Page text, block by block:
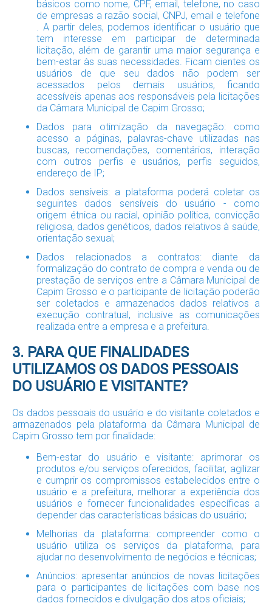
básicos como nome, CPF, email, telefone, no caso
de empresas a razão social, CNPJ, email e telefone
. A partir deles, podemos identificar o usuário que
tem interesse em participar de determinada
licitação, além de garantir uma maior segurança e
bem-estar às suas necessidades. Ficam cientes os
usuários de que seu dados não podem ser
acessados pelos demais usuários, ficando
acessíveis apenas aos responsáveis pela licitações
da Câmara Municipal de Capim Grosso;
Dados para otimização da navegação: como
acesso a páginas, palavras-chave utilizadas nas
buscas, recomendações, comentários, interação
com outros perfis e usuários, perfis seguidos,
endereço de IP;
Dados sensíveis: a plataforma poderá coletar os
seguintes dados sensíveis do usuário - como
origem étnica ou racial, opinião política, convicção
religiosa, dados genéticos, dados relativos à saúde,
orientação sexual;
Dados relacionados a contratos: diante da
formalização do contrato de compra e venda ou de
prestação de serviços entre a Câmara Municipal de
Capim Grosso e o participante de licitação poderão
ser coletados e armazenados dados relativos a
execução contratual, inclusive as comunicações
realizada entre a empresa e a prefeitura.
3. PARA QUE FINALIDADES
UTILIZAMOS OS DADOS PESSOAIS
DO USUÁRIO E VISITANTE?
Os dados pessoais do usuário e do visitante coletados e
armazenados pela plataforma da Câmara Municipal de
Capim Grosso tem por finalidade:
Bem-estar do usuário e visitante: aprimorar os
produtos e/ou serviços oferecidos, facilitar, agilizar
e cumprir os compromissos estabelecidos entre o
usuário e a prefeitura, melhorar a experiência dos
usuários e fornecer funcionalidades específicas a
depender das características básicas do usuário;
Melhorias da plataforma: compreender como o
usuário utiliza os serviços da plataforma, para
ajudar no desenvolvimento de negócios e técnicas;
Anúncios: apresentar anúncios de novas licitações
para o participantes de licitações com base nos
dados fornecidos e divulgação dos atos oficiais;